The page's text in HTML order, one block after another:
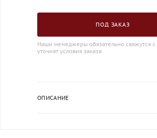
ПОД ЗАКАЗ
Наши менеджеры обязательно свяжутся с
уточнят условия заказа
ОПИСАНИЕ